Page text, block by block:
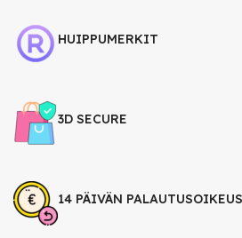
HUIPPUMERKIT
3D SECURE
14 PÄIVÄN PALAUTUSOIKEUS